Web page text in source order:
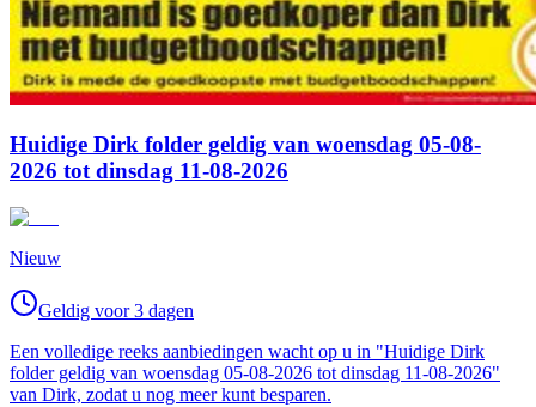
Huidige Dirk folder geldig van woensdag 05-08-
2026 tot dinsdag 11-08-2026
Nieuw
Geldig voor 3 dagen
Een volledige reeks aanbiedingen wacht op u in "Huidige Dirk
folder geldig van woensdag 05-08-2026 tot dinsdag 11-08-2026"
van Dirk, zodat u nog meer kunt besparen.